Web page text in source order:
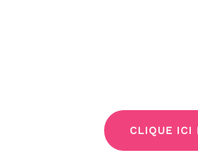
CLIQUE ICI